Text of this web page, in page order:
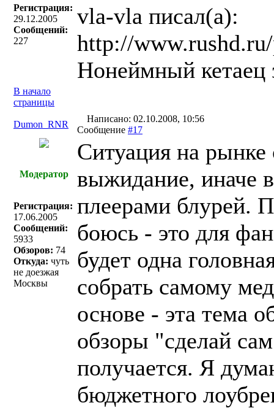
Регистрация:
29.12.2005
Сообщений:
227
vla-vla писал(a):
http://
Нонеймный кетаец
В начало
страницы
Dumon_RNR
Написано: 02.10.2008, 10:56
Сообщение #17
Модератор
Регистрация:
17.06.2005
Сообщений:
5933
Обзоров: 74
Откуда: чуть
не доезжая
Москвы
Ситуация на рынке
выжидание, иначе
плеерами блурей.
боюсь - это для
будет одна
собрать самому
основе - эта тема
обзоры "сделай
получается. Я
бюджетного